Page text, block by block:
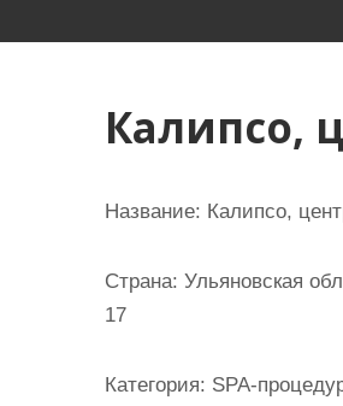
Калипсо,
Название: Калипсо,
Страна: Ульяновская
17
Категория: SPA-